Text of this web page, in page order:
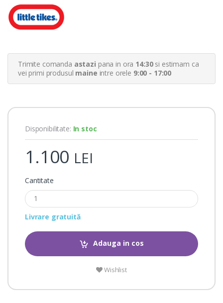
u
s
r
i
Trimite comanda astazi pana in ora 14:30si estimam ca
vei primi produsul maine intre orele 9:00 - 17:00
Disponibilitate: In stoc
1.100 LEI
Cantitate
Livrare gratuită
Adauga in cos
Wishlist